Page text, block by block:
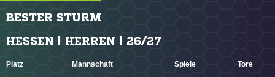
BESTER STURM
HESSEN | HERREN | 26/27
Platz Mannschaft Spiele Tore